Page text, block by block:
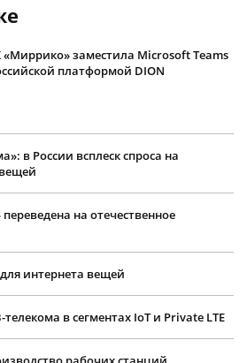
«Миррико» заместила Microsoft Teams
платформой DION
в России всплеск спроса на
на отечественное
интернета вещей
в сегментах IoT и Private LTE